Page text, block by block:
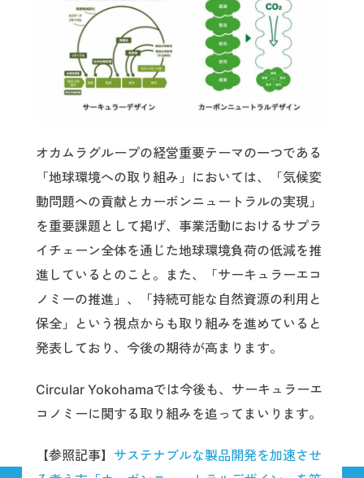
オカムラグループの経営重要テーマの一つである
「地球環境への取り組み」においては、「気候変
動問題への貢献とカーボンニュートラルの実現」
を重要課題として掲げ、事業活動におけるサプラ
イチェーン全体を通じた地球環境負荷の低減を推
進しているとのこと。また、「サーキュラーエコ
ノミーの推進」、「持続可能な自然資源の利用と
保全」という視点からも取り組みを進めていると
発表しており、今後の期待が高まります。
Circular Yokohamaでは今後も、サーキュラーエ
コノミーに関する取り組みを追ってまいります。
【参照記事】 サステナブルな製品開発を加速させ